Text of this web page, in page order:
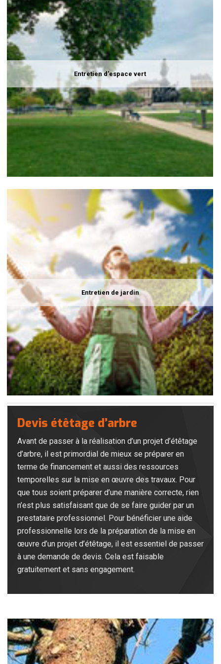
Entretien d'espace vert
Entretien de jardin
Devis étêtage d’arbre
Avant de passer à la réalisation d’un projet d’étêtage
d’arbre, il est primordial de mieux se préparer en
terme de financement et aussi des ressources
temporelles sur la mise en œuvre des travaux. Pour
que tous soient préparer d’une manière correcte, rien
n’est plus satisfaisant que de se faire guider par un
prestataire professionnel. Pour bénéficier une aide
professionnelle lors de la préparation de la mise en
œuvre d’un projet d’étêtage, il est essentiel de passer
à une demande de devis. Cela est faisable
gratuitement et sans engagement.